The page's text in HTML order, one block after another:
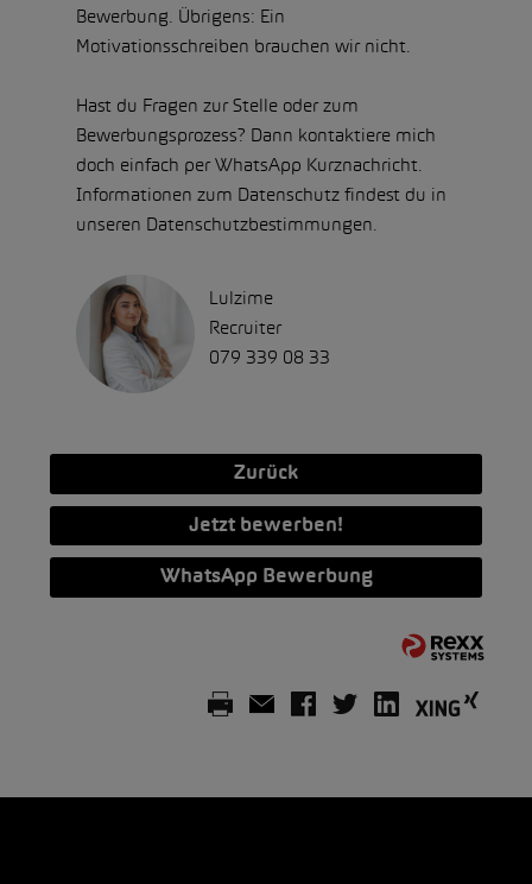
Bewerbung. Übrigens: Ein
Motivationsschreiben brauchen wir nicht.
Hast du Fragen zur Stelle oder zum
Bewerbungsprozess? Dann kontaktiere mich
doch einfach per WhatsApp Kurznachricht.
Informationen zum Datenschutz findest du in
unseren Datenschutzbestimmungen.
Lulzime
Recruiter
079 339 08 33
Zurück
Jetzt bewerben!
WhatsApp Bewerbung